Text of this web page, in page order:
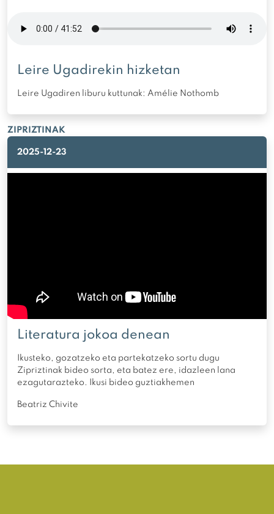
Leire Ugadirekin hizketan
Leire Ugadiren liburu kuttunak: Amélie Nothomb
ZIPRIZTINAK
2025-12-23
Literatura jokoa denean
Ikusteko, gozatzeko eta partekatzeko sortu dugu
Zipriztinak bideo sorta, eta batez ere, idazleen lana
ezagutarazteko. Ikusi bideo guztiakhemen
Beatriz Chivite